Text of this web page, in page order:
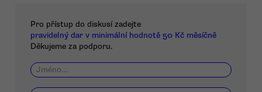
Pro přístup do diskusí zadejte
pravidelný dar v minimální hodnotě 50 Kč měsíčně
Děkujeme za podporu.